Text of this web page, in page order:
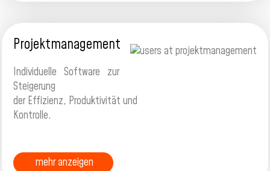
Projektmanagement
Individuelle Software zur
Steigerung
der Effizienz, Produktivität und
Kontrolle.
mehr anzeigen